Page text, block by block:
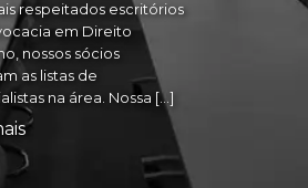
respeitados escritórios
em Direito
nossos sócios
as listas de
na área. Nossa […]